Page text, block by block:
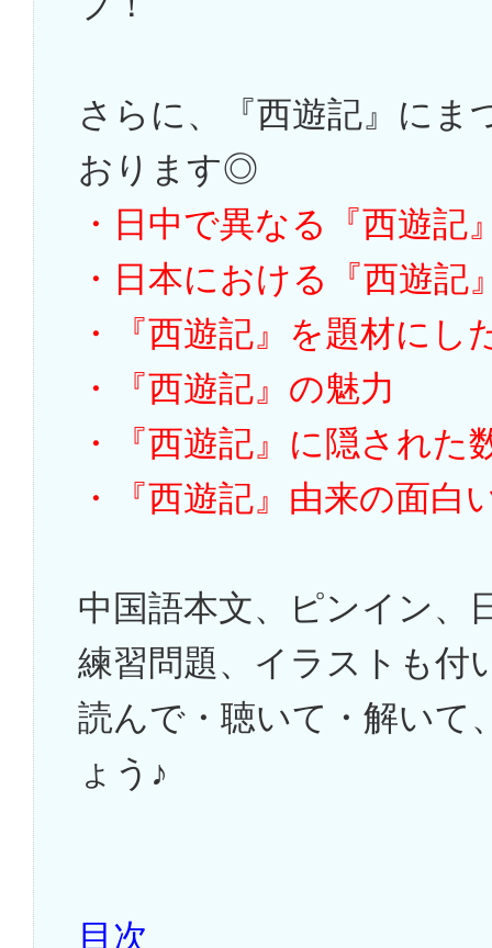
さらに、『西遊記』にま
おります◎
・日中で異なる『西遊記
・日本における『西遊
・『西遊記』を題材にし
・『西遊記』の魅力
・『西遊記』に隠された
・『西遊記』由来の面白
中国語本文、ピンイン、
練習問題、イラストも付
読んで・聴いて・解いて
ょう♪
目次